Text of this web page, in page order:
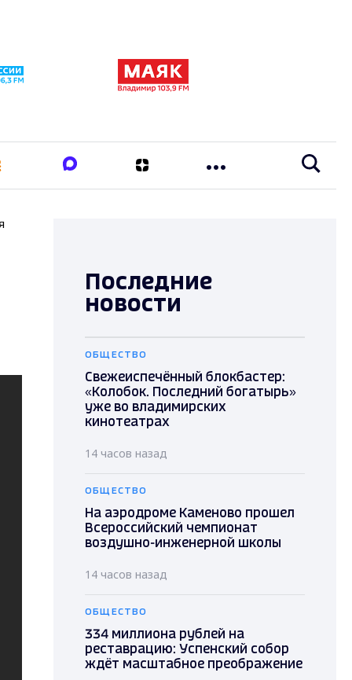
Последние
новости
ОБЩЕСТВО
Свежеиспечённый блокбастер:
«Колобок. Последний богатырь»
уже во владимирских
кинотеатрах
14 часов назад
ОБЩЕСТВО
На аэродроме Каменово прошел
Всероссийский чемпионат
воздушно-инженерной школы
14 часов назад
ОБЩЕСТВО
334 миллиона рублей на
реставрацию: Успенский собор
ждёт масштабное преображение